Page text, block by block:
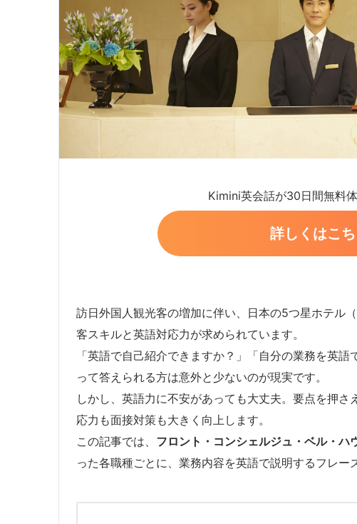
Kimini英会話が30日間無料
詳しくはこ
訪日外国人観光客の増加に伴い、日本の5つ星ホテル
客スキルと英語対応力が求められています。
「英語で自己紹介できますか？」「自分の業務を英
って答えられる方は意外と少ないのが現実です。
しかし、英語力に不安があっても大丈夫。要点を押
応力も面接対策も大きく向上します。
この記事では、 フロント・コンシェルジュ・ベル・
った各職種ごとに、業務内容を英語で説明するフレー